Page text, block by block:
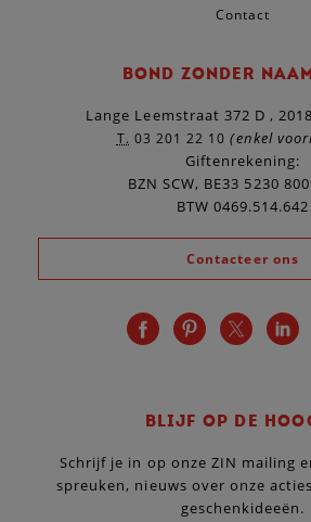
Contact
BOND ZONDER
Lange Leemstraat 372 D ,
T. 03 201 22 10 (enkel
Giftenrekening:
BZN SCW, BE33 5230
BTW 0469.514.642
Contacteer ons
BLIJF OP DE
Schrijf je in op onze ZIN mailing
spreuken, nieuws over onze
geschenkideeën.